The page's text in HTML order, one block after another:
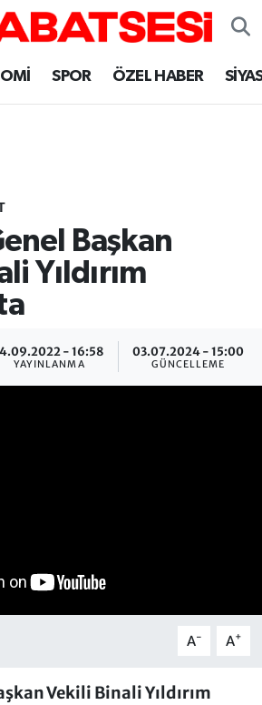
SPOR ÖZEL HABER
Başkan
Yıldırım
- 16:58
YAYINLANMA
03.07.2024 - 15:00
GÜNCELLEME
A- A+
Vekili Binali Yıldırım
Eczaneler
Haritası
Durumu ve Fikstür